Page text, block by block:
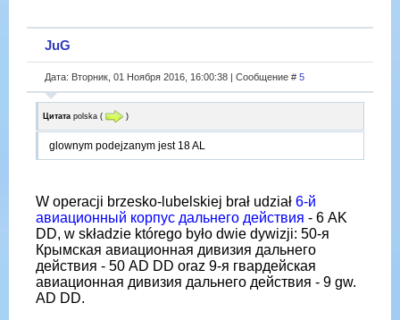
JuG
Дата: Вторник, 01 Ноября 2016, 16:00:38 | Сообщение # 5
Цитата polska ( )
glownym podejzanym jest 18 AL
W operacji brzesko-lubelskiej brał udział 6-й
авиационный корпус дальнего действия - 6 AK
DD, w składzie którego było dwie dywizji: 50-я
Крымская авиационная дивизия дальнего
действия - 50 AD DD oraz 9-я гвардейская
авиационная дивизия дальнего действия - 9 gw.
AD DD.